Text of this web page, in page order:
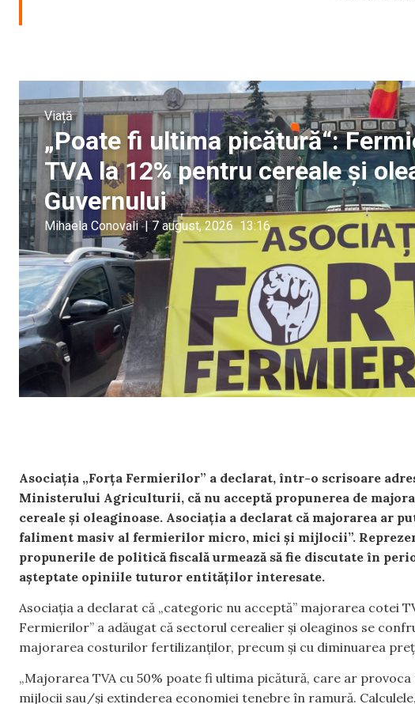
Viață
„Poate fi ultima picătură“:
TVA la 12% pentru cereale și
Guvernului
Mihaela Conovali | 7 august, 2026 13:16
Asociația „Forța Fermierilor” a declarat, într-o scrisoare
Ministerului Agriculturii, că nu acceptă propunerea de
cereale și oleaginoase. Asociația a declarat că majorarea ar
faliment masiv al fermierilor micro, mici și mijlocii”.
propunerile de politică fiscală urmează să fie discutate în
așteptate opiniile tuturor entităților interesate.
Asociația a declarat că „categoric nu acceptă” majorarea cotei
Fermierilor” a adăugat că sectorul cerealier și oleaginos se
majorarea costurilor fertilizanților, precum și cu diminuarea
„Majorarea TVA cu 50% poate fi ultima picătură, care ar
mijlocii sau/și extinderea economiei tenebre în ramură.